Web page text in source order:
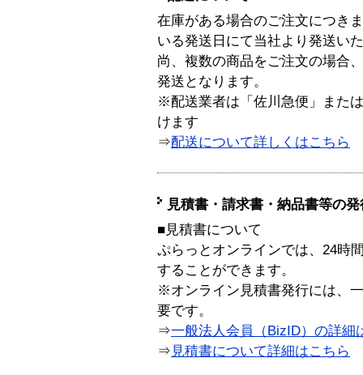
在庫がある場合のご注文につき
いる発送日にて当社より発送い
尚、複数の商品をご注文の場合
発送となります。
※配送業者は「佐川急便」また
けます
⇒配送について詳しくはこちら
見積書・請求書・納品書等の
■見積書について
ぷらっとオンラインでは、24時
することができます。
※オンライン見積書発行には、
要です。
⇒一般法人会員（BizID）の詳細
⇒ 見積書について詳細はこちら